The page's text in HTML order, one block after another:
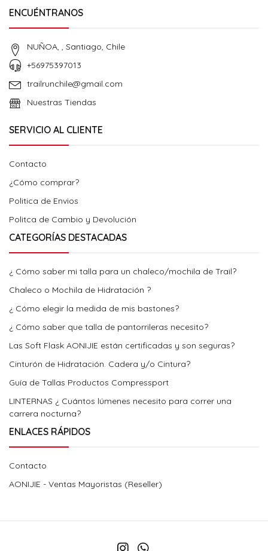
ENCUÉNTRANOS
NUÑOA, , Santiago, Chile
+56975397013
trailrunchile@gmail.com
Nuestras Tiendas
SERVICIO AL CLIENTE
Contacto
¿Cómo comprar?
Politica de Envios
Politca de Cambio y Devolución
CATEGORÍAS DESTACADAS
¿ Cómo saber mi talla para un chaleco/mochila de Trail?
Chaleco o Mochila de Hidratación ?
¿ Cómo elegir la medida de mis bastones?
¿ Cómo saber que talla de pantorrileras necesito?
Las Soft Flask AONIJIE están certificadas y son seguras?
Cinturón de Hidratación. Cadera y/o Cintura?
Guía de Tallas Productos Compressport
LINTERNAS ¿ Cuántos lúmenes necesito para correr una
carrera nocturna?
ENLACES RÁPIDOS
Contacto
AONIJIE - Ventas Mayoristas (Reseller)